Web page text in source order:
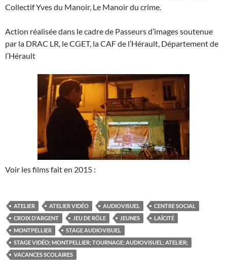
Collectif Yves du Manoir, Le Manoir du crime.
Action réalisée dans le cadre de Passeurs d’images soutenue
par la DRAC LR, le CGET, la CAF de l’Hérault, Département de
l’Hérault
Voir les films fait en 2015 :
ATELIER ATELIER VIDÉO AUDIOVISUEL
CENTRE SOCIAL
CROIX D'ARGENT
JEU DE RÔLE JEUNES
LAÏCITÉ
MONTPELLIER
STAGE AUDIOVISUEL
STAGE VIDÉO; MONTPELLIER; TOURNAGE; AUDIOVISUEL; ATELIER;
VACANCES SCOLAIRES